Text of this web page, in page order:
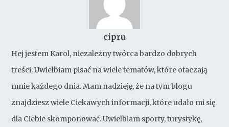
cipru
Hej jestem Karol, niezależny twórca bardzo dobrych
treści. Uwielbiam pisać na wiele tematów, które otaczają
mnie każdego dnia. Mam nadzieję, że na tym blogu
znajdziesz wiele Ciekawych informacji, które udało mi się
dla Ciebie skomponować. Uwielbiam sporty, turystykę,